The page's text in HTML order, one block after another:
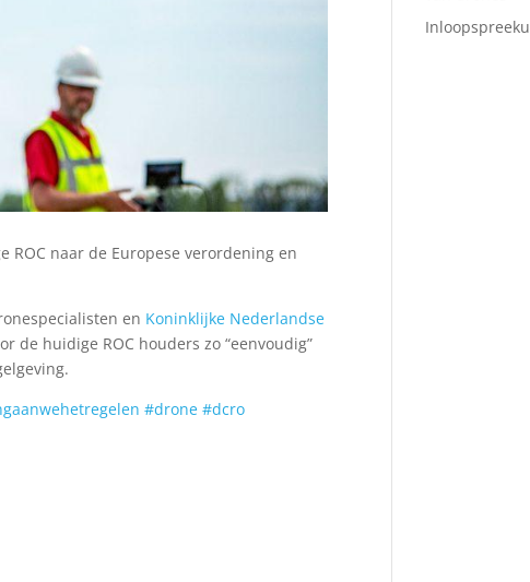
ROC naar de Europese verordening en
en Koninklijke Nederlandse
de huidige ROC houders zo “eenvoudig”
#drone #dcro